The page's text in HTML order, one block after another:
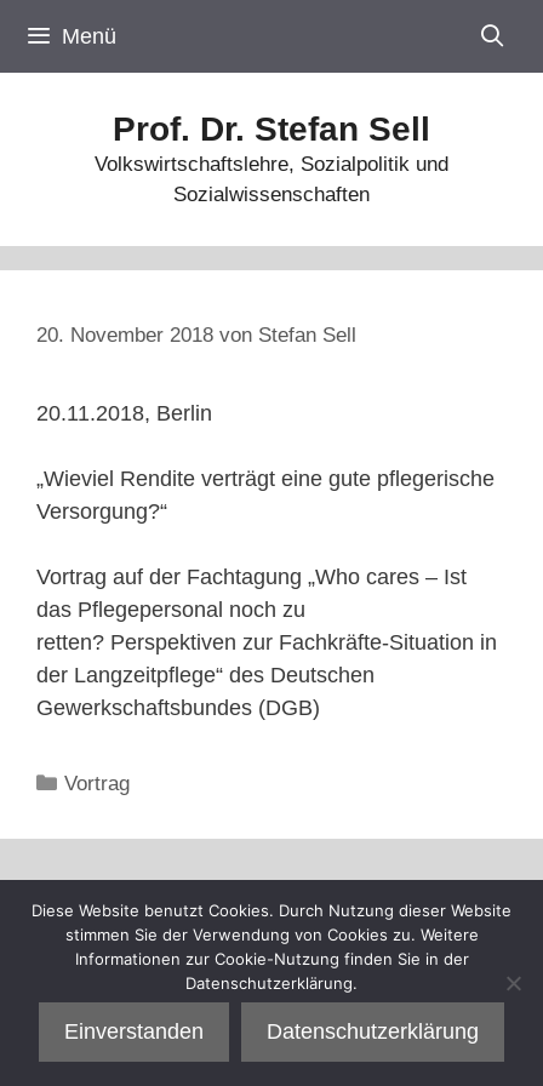
Inhalt
springen
Menü
Prof. Dr. Stefan Sell
Volkswirtschaftslehre, Sozialpolitik und
Sozialwissenschaften
20. November 2018 von Stefan Sell
20.11.2018, Berlin
„Wieviel Rendite verträgt eine gute pflegerische
Versorgung?“
Vortrag auf der Fachtagung „Who cares – Ist
das Pflegepersonal noch zu
retten? Perspektiven zur Fachkräfte-Situation in
der Langzeitpflege“ des Deutschen
Gewerkschaftsbundes (DGB)
Kategorien
Vortrag
Diese Website benutzt Cookies. Durch Nutzung dieser Website
stimmen Sie der Verwendung von Cookies zu. Weitere
Informationen zur Cookie-Nutzung finden Sie in der
Datenschutzerklärung.
Einverstanden Datenschutzerklärung